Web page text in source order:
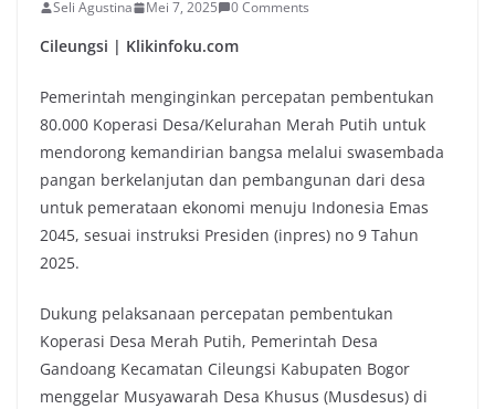
Seli Agustina Mei 7, 2025 0 Comments
Cileungsi | Klikinfoku.com
Pemerintah menginginkan percepatan pembentukan
80.000 Koperasi Desa/Kelurahan Merah Putih untuk
mendorong kemandirian bangsa melalui swasembada
pangan berkelanjutan dan pembangunan dari desa
untuk pemerataan ekonomi menuju Indonesia Emas
2045, sesuai instruksi Presiden (inpres) no 9 Tahun
2025.
Dukung pelaksanaan percepatan pembentukan
Koperasi Desa Merah Putih, Pemerintah Desa
Gandoang Kecamatan Cileungsi Kabupaten Bogor
menggelar Musyawarah Desa Khusus (Musdesus) di